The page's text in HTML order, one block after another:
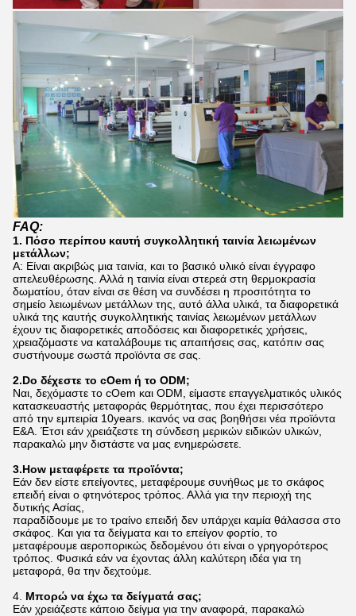
FAQ:
1. Πόσο περίπου καυτή συγκολλητική ταινία λειωμένων
μετάλλων;
Α: Είναι ακριβώς μια ταινία, και το βασικό υλικό είναι έγγραφο
απελευθέρωσης. Αλλά η ταινία είναι στερεά στη θερμοκρασία
δωματίου, όταν είναι σε θέση να συνδέσει η προσιτότητα το
σημείο λειωμένων μετάλλων της, αυτό άλλα υλικά, τα διαφορετικά
υλικά της καυτής συγκολλητικής ταινίας λειωμένων μετάλλων
έχουν τις διαφορετικές αποδόσεις και διαφορετικές χρήσεις,
χρειαζόμαστε να καταλάβουμε τις απαιτήσεις σας, κατόπιν σας
συστήνουμε σωστά προϊόντα σε σας.
2.Do δέχεστε το cOem ή το ODM;
Ναι, δεχόμαστε το cOem και ODM, είμαστε επαγγελματικός υλικός
κατασκευαστής μεταφοράς θερμότητας, που έχει περισσότερο
από την εμπειρία 10years. ικανός να σας βοηθήσει νέα προϊόντα
Ε&Α. Έτσι εάν χρειάζεστε τη σύνδεση μερικών ειδικών υλικών,
παρακαλώ μην διστάστε να μας ενημερώσετε.
3.How μεταφέρετε τα προϊόντα;
Εάν δεν είστε επείγοντες, μεταφέρουμε συνήθως με το σκάφος
επειδή είναι ο φτηνότερος τρόπος. Αλλά για την περιοχή της
δυτικής Ασίας,
παραδίδουμε με το τραίνο επειδή δεν υπάρχει καμία θάλασσα στο
σκάφος. Και για τα δείγματα και το επείγον φορτίο, το
μεταφέρουμε αεροπορικώς δεδομένου ότι είναι ο γρηγορότερος
τρόπος. Φυσικά εάν να έχοντας άλλη καλύτερη ιδέα για τη
μεταφορά, θα την δεχτούμε.
4. Μπορώ να έχω τα δείγματά σας;
Εάν χρειάζεστε κάποιο δείγμα για την αναφορά, παρακαλώ